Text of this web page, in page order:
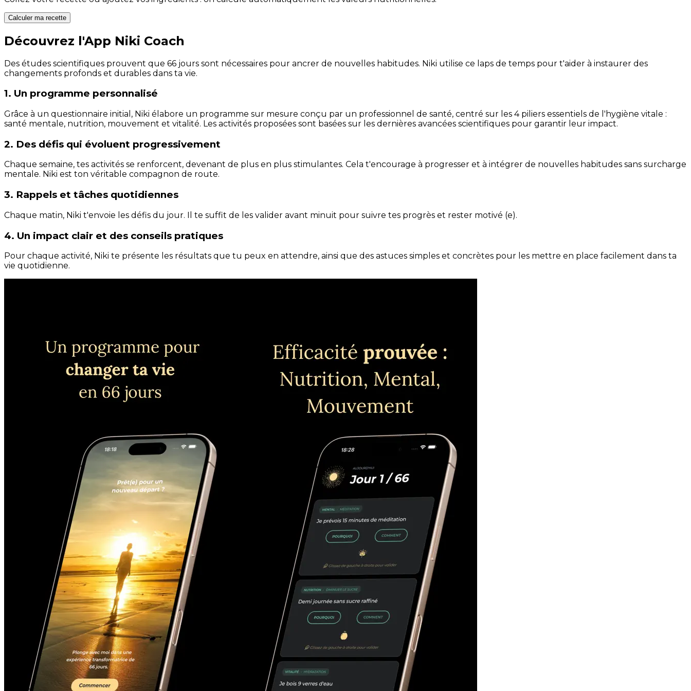
Calculer ma recette
Découvrez l'App Niki Coach
Des études scientifiques prouvent que 66 jours sont nécessaires pour ancrer de nouvelles habitudes. Niki utilise ce laps de temps pour t'aider à instaurer des
changements profonds et durables dans ta vie.
1. Un programme personnalisé
Grâce à un questionnaire initial, Niki élabore un programme sur mesure conçu par un professionnel de santé, centré sur les 4 piliers essentiels de l'hygiène vitale :
santé mentale, nutrition, mouvement et vitalité. Les activités proposées sont basées sur les dernières avancées scientifiques pour garantir leur impact.
2. Des défis qui évoluent progressivement
Chaque semaine, tes activités se renforcent, devenant de plus en plus stimulantes. Cela t'encourage à progresser et à intégrer de nouvelles habitudes sans surcharge
mentale. Niki est ton véritable compagnon de route.
3. Rappels et tâches quotidiennes
Chaque matin, Niki t'envoie les défis du jour. Il te suffit de les valider avant minuit pour suivre tes progrès et rester motivé (e).
4. Un impact clair et des conseils pratiques
Pour chaque activité, Niki te présente les résultats que tu peux en attendre, ainsi que des astuces simples et concrètes pour les mettre en place facilement dans ta
vie quotidienne.